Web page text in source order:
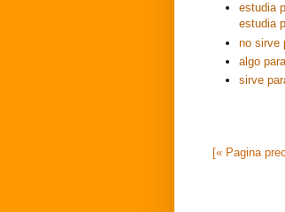
estudia
estudia
no sirve
algo
sirve
[« Pagina